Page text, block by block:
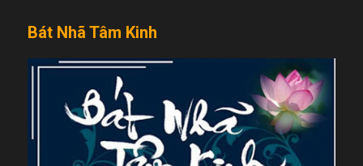
Bát Nhã Tâm Kinh